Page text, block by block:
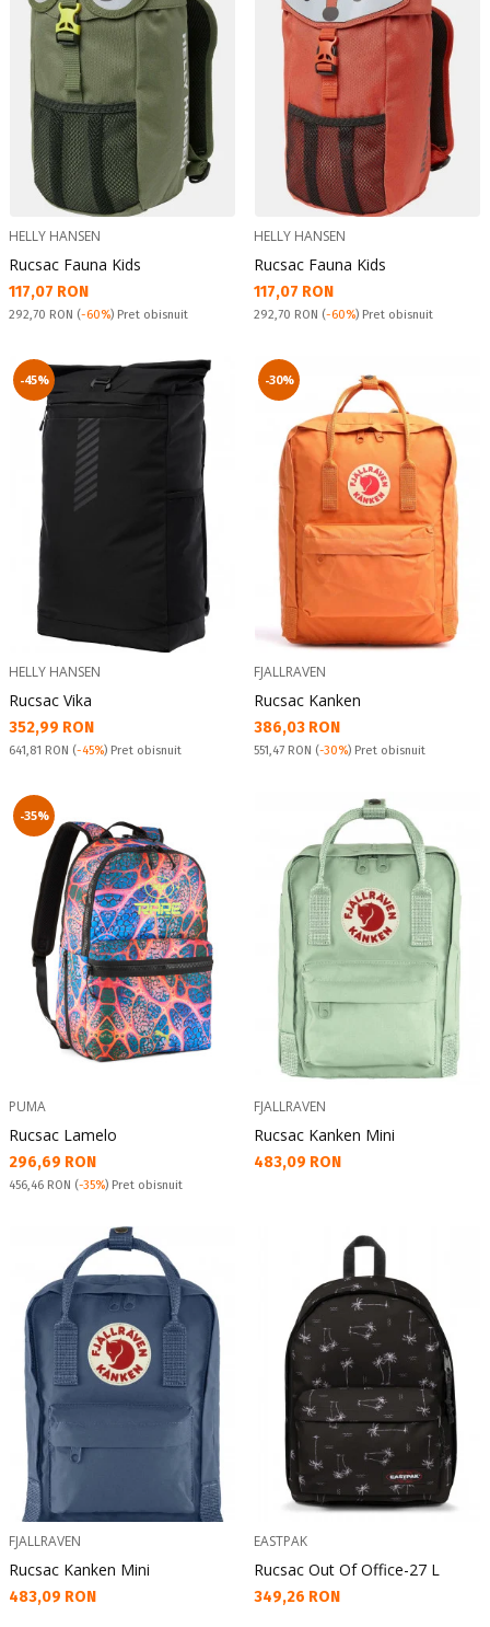
HELLY HANSEN
Rucsac Fauna Kids
Текуща цена:
117,07 RON
Pret obisnuit:
292,70 RON (-60%) Pret obisnuit
HELLY HANSEN
Rucsac Fauna Kids
Текуща цена:
117,07 RON
Pret obisnuit:
292,70 RON (-60%) Pret obisnuit
-45%
HELLY HANSEN
Rucsac Vika
Текуща цена:
352,99 RON
Pret obisnuit:
641,81 RON (-45%) Pret obisnuit
-30%
FJALLRAVEN
Rucsac Kanken
Текуща цена:
386,03 RON
Pret obisnuit:
551,47 RON (-30%) Pret obisnuit
-35%
PUMA
Rucsac Lamelo
Текуща цена:
296,69 RON
Pret obisnuit:
456,46 RON (-35%) Pret obisnuit
FJALLRAVEN
Rucsac Kanken Mini
Текуща цена:
483,09 RON
FJALLRAVEN
Rucsac Kanken Mini
Текуща цена:
483,09 RON
EASTPAK
Rucsac Out Of Office-27 L
Текуща цена:
349,26 RON